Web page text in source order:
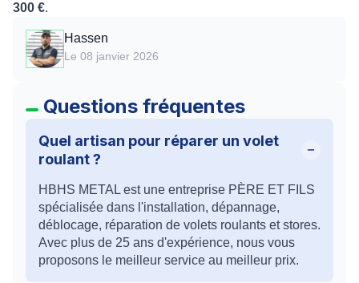
300 €.
Hassen
Le 08 janvier 2026
Questions fréquentes
Quel artisan pour réparer un volet
roulant ?
HBHS METAL est une entreprise PÈRE ET FILS
spécialisée dans l'installation, dépannage,
déblocage, réparation de volets roulants et stores.
Avec plus de 25 ans d'expérience, nous vous
proposons le meilleur service au meilleur prix.